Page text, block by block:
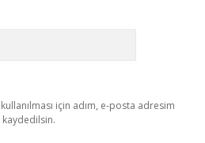
için adım, e-posta adresim
kaydedilsin.